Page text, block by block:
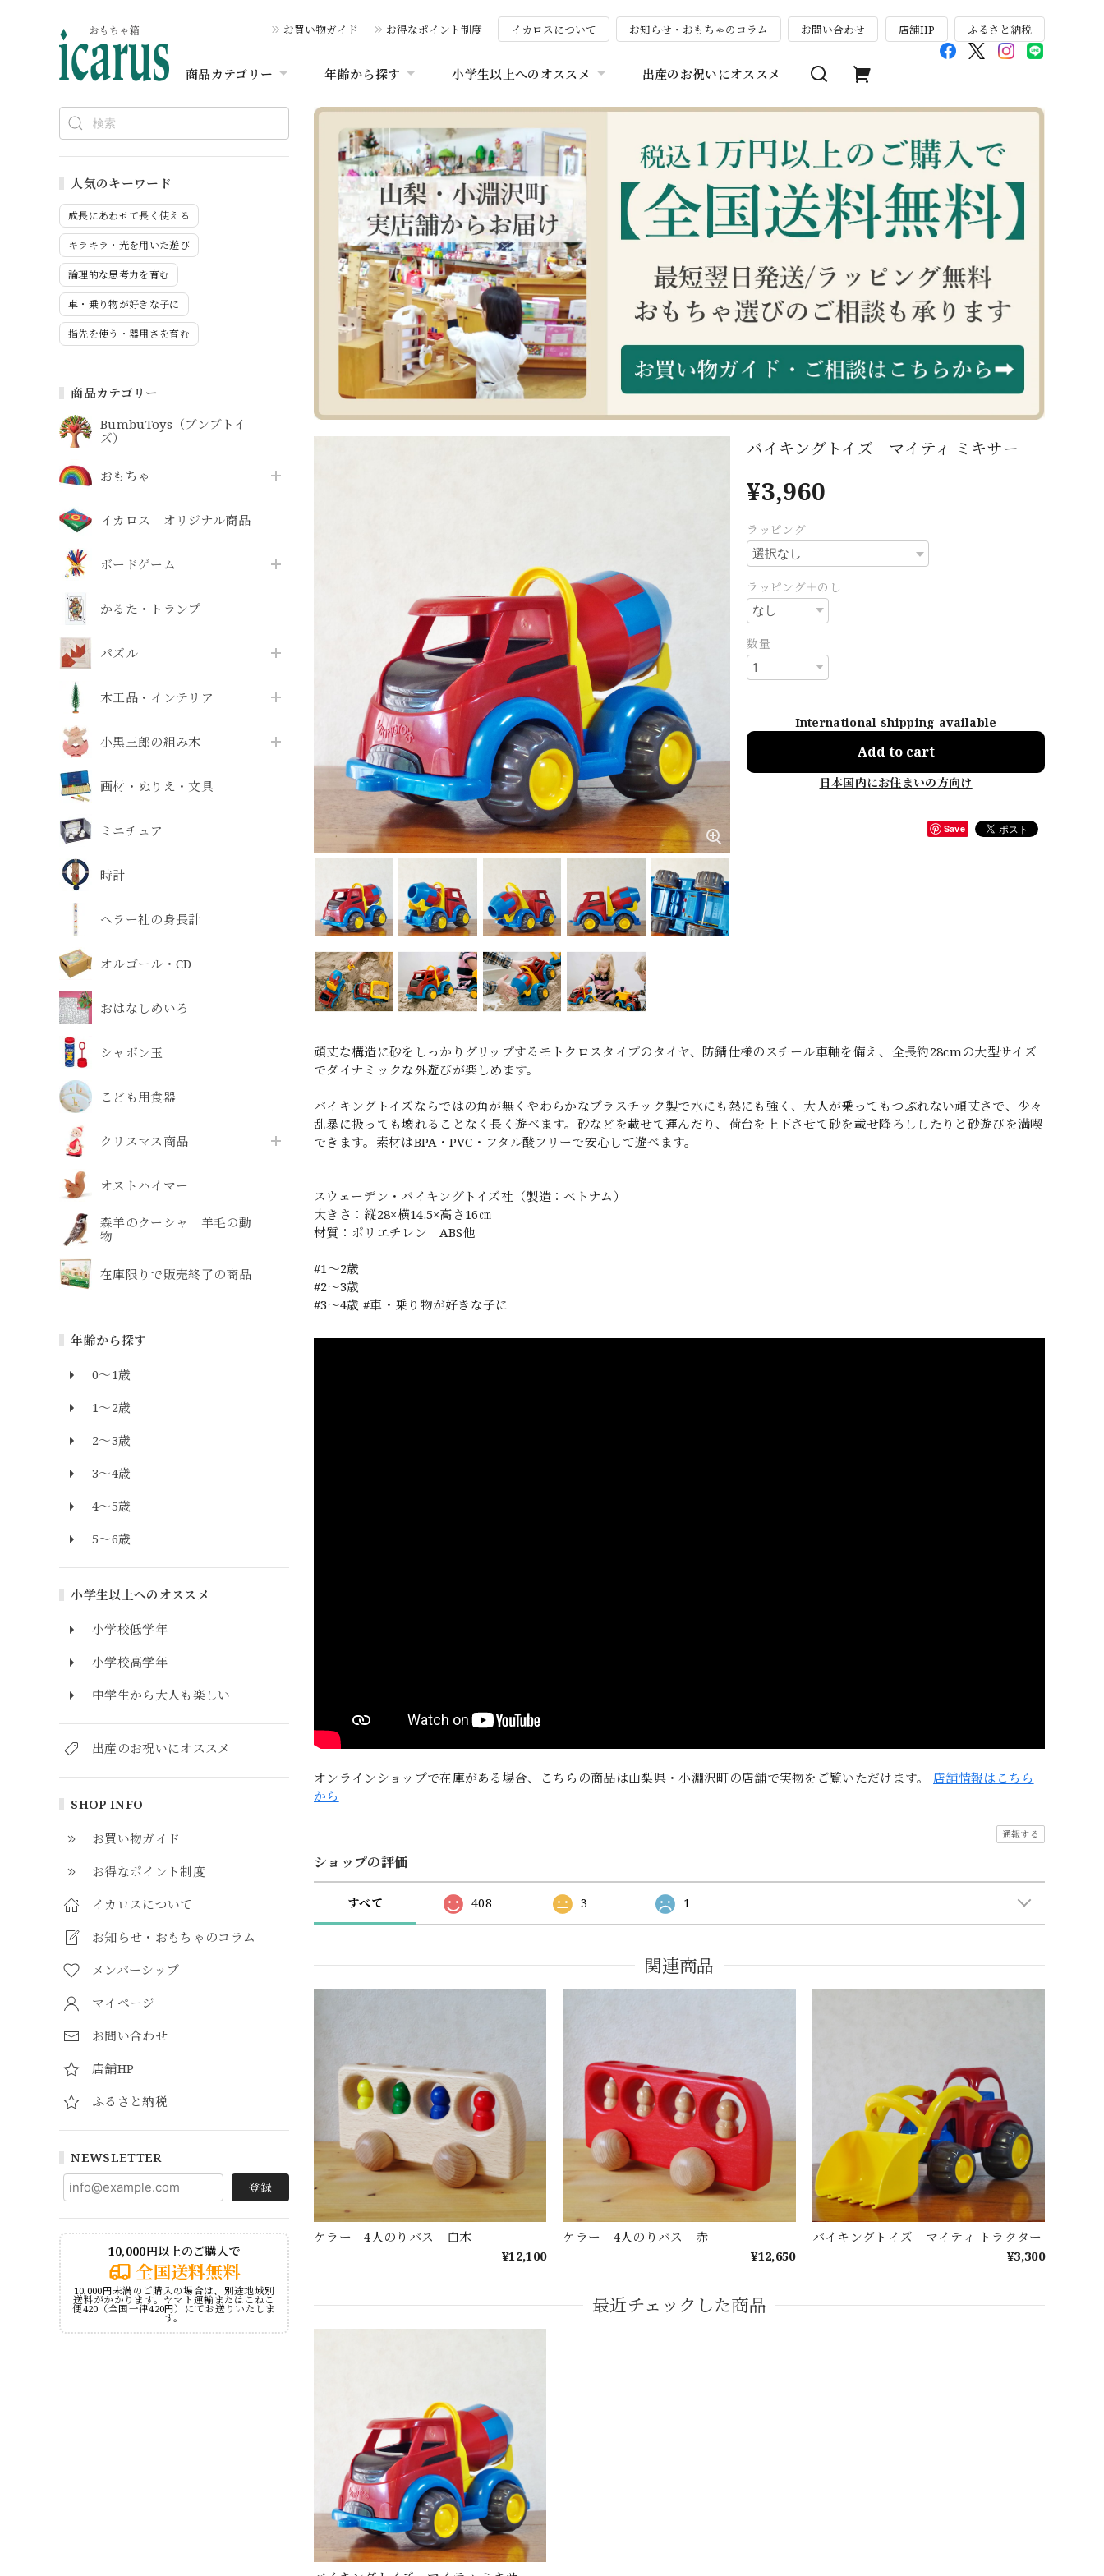
お買い物ガイド お得なポイント制度 イカロスについて お知らせ・おもちゃのコラム お問い合わせ 店舗HP ふるさと納税
商品カテゴリー 年齢から探す 小学生以上へのオススメ 出産のお祝いにオススメ
人気のキーワード
成長にあわせて長く使える
キラキラ・光を用いた遊び
論理的な思考力を育む
車・乗り物が好きな子に
指先を使う・器用さを育む
商品カテゴリー
BumbuToys（ブンブトイ
ズ）
おもちゃ
イカロス オリジナル商品
ボードゲーム
かるた・トランプ
パズル
木工品・インテリア
小黒三郎の組み木
画材・ぬりえ・文具
ミニチュア
時計
ヘラー社の身長計
オルゴール・CD
おはなしめいろ
シャボン玉
こども用食器
クリスマス商品
オストハイマー
森羊のクーシャ 羊毛の動
物
在庫限りで販売終了の商品
年齢から探す
0～1歳
1～2歳
2～3歳
3～4歳
4～5歳
5～6歳
小学生以上へのオススメ
小学校低学年
小学校高学年
中学生から大人も楽しい
出産のお祝いにオススメ
SHOP INFO
お買い物ガイド
お得なポイント制度
イカロスについて
お知らせ・おもちゃのコラム
メンバーシップ
マイページ
お問い合わせ
店舗HP
ふるさと納税
NEWSLETTER
登録
10,000円以上のご購入で
全国送料無料
10,000円未満のご購入の場合は、別途地域別
送料がかかります。ヤマト運輸またはこねこ
便420（全国一律420円）にてお送りいたしま
す。
バイキングトイズ マイティ ミキサー
¥3,960
ラッピング
ラッピング＋のし
数量
International shipping available
Add to cart
日本国内にお住まいの方向け
Save
頑丈な構造に砂をしっかりグリップするモトクロスタイプのタイヤ、防錆仕様のスチール車軸を備え、全長約28cmの大型サイズ
でダイナミックな外遊びが楽しめます。
バイキングトイズならではの角が無くやわらかなプラスチック製で水にも熱にも強く、大人が乗ってもつぶれない頑丈さで、少々
乱暴に扱っても壊れることなく長く遊べます。砂などを載せて運んだり、荷台を上下させて砂を載せ降ろししたりと砂遊びを満喫
できます。素材はBPA・PVC・フタル酸フリーで安心して遊べます。
スウェーデン・バイキングトイズ社（製造：ベトナム）
大きさ：縦28×横14.5×高さ16㎝
材質：ポリエチレン ABS他
#1〜2歳
#2〜3歳
#3〜4歳 #車・乗り物が好きな子に
オンラインショップで在庫がある場合、こちらの商品は山梨県・小淵沢町の店舗で実物をご覧いただけます。 店舗情報はこちら
から
通報する
ショップの評価
すべて 408 3 1
関連商品
ケラー 4人のりバス 白木
¥12,100
ケラー 4人のりバス 赤
¥12,650
バイキングトイズ マイティ トラクター
¥3,300
最近チェックした商品